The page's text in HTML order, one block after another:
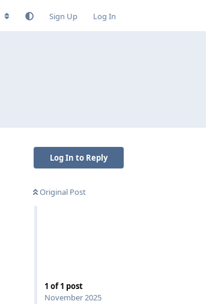
Sign Up Log In
Log In to Reply
Original Post
1 of1 post
November 2025